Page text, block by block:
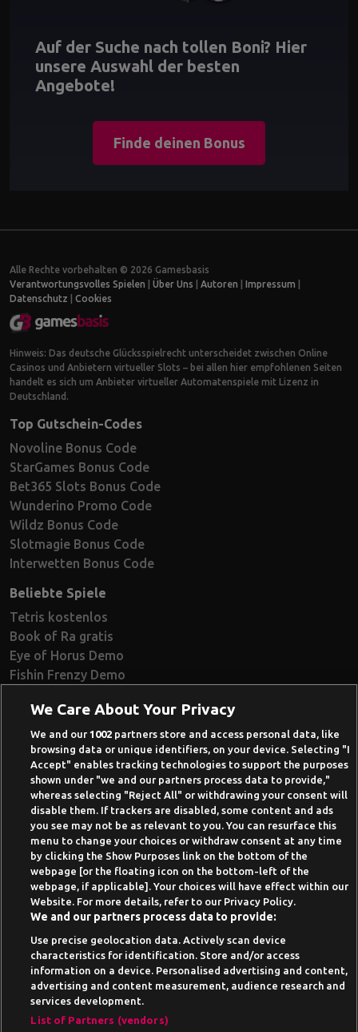
Auf der Suche nach tollen Boni? Hier
unsere Auswahl der besten
Angebote!
Finde deinen Bonus
Alle Rechte vorbehalten © 2026 Gamesbasis
Verantwortungsvolles Spielen
Über Uns Autoren Impressum
Datenschutz
Cookies
Hinweis: Das deutsche Glücksspielrecht unterscheidet zwischen Online
Casinos und Anbietern virtueller Slots – bei allen hier empfohlenen Seiten
handelt es sich um Anbieter virtueller Automatenspiele mit Lizenz in
Deutschland.
Top Gutschein-Codes
Novoline Bonus Code
StarGames Bonus Code
Bet365 Slots Bonus Code
Wunderino Promo Code
Wildz Bonus Code
Slotmagie Bonus Code
Interwetten Bonus Code
Beliebte Spiele
Tetris kostenlos
Book of Ra gratis
Eye of Horus Demo
Fishin Frenzy Demo
Book of Dead Demo
Razor Shark Demo
Beste Online Casinos 2026
Online Casino Demo spielen
Casino Bonus ohne Einzahlung
50 Freispiele für 1 Euro
Online Casino Paypal
News-Archiv
Suchtrisiken, Glücksspiel kann süchtig machen - Hilfe finden Sie auf
Deutschland lizenziertund werden von der
We Care About Your Privacy
We and our1002 partners store and access personal data, like
browsing data or unique identifiers, on your device. Selecting "I
Accept" enables tracking technologies to support the purposes
shown under "we and our partners process data to provide,"
whereas selecting "Reject All" or withdrawing your consent will
disable them. If trackers are disabled, some content and ads
you see may not be as relevant to you. You can resurface this
menu to change your choices or withdraw consent at any time
by clicking the Show Purposes link on the bottom of the
webpage [or the floating icon on the bottom-left of the
webpage, if applicable]. Your choices will have effect within our
Website. For more details, refer to our Privacy Policy.
We and our partners process data to provide:
Use precise geolocation data. Actively scan device
characteristics for identification. Store and/or access
information on a device. Personalised advertising and content,
advertising and content measurement, audience research and
services development.
List of Partners (vendors)